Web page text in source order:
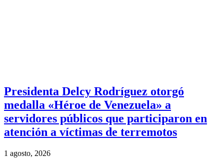
Presidenta Delcy Rodríguez otorgó
medalla «Héroe de Venezuela» a
servidores públicos que participaron en
atención a víctimas de terremotos
1 agosto, 2026